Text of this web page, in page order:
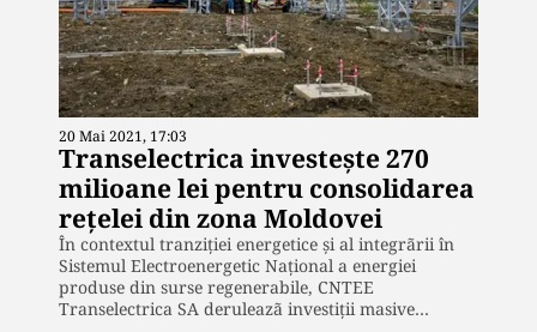
20 Mai 2021, 17:03
Transelectrica investește 270
milioane lei pentru consolidarea
rețelei din zona Moldovei
În contextul tranziției energetice și al integrãrii în
Sistemul Electroenergetic Național a energiei
produse din surse regenerabile, CNTEE
Transelectrica SA deruleazã investiții masive…